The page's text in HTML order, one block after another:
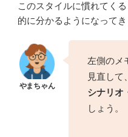
このスタイルに慣れてく
的に分かるようになってき
左側のメ
見直して、
シナリオ
しょう。